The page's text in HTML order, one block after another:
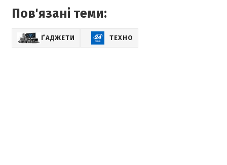
Пов'язані теми:
ҐАДЖЕТИ ТЕХНО